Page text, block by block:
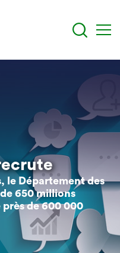
le Département des
650 millions
près de 600 000